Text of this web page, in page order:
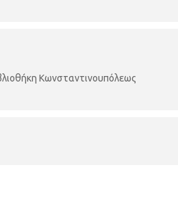
Κωνσταντινουπόλεως